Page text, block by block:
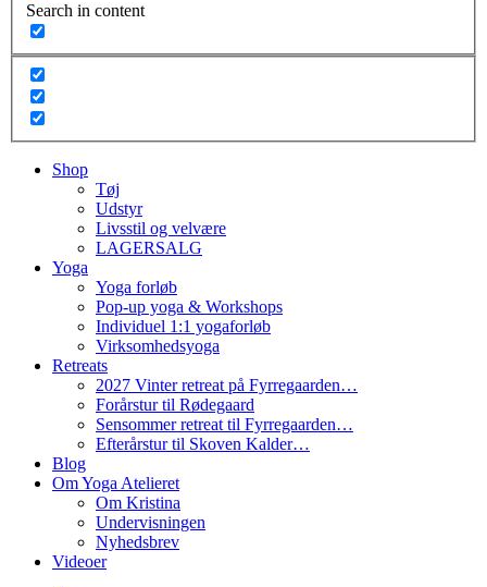
Search in content
Shop
Tøj
Udstyr
Livsstil og velvære
LAGERSALG
Yoga
Yoga forløb
Pop-up yoga & Workshops
Individuel 1:1 yogaforløb
Virksomhedsyoga
Retreats
2027 Vinter retreat på Fyrregaarden…
Forårstur til Rødegaard
Sensommer retreat til Fyrregaarden…
Efterårstur til Skoven Kalder…
Blog
Om Yoga Atelieret
Om Kristina
Undervisningen
Nyhedsbrev
Videoer